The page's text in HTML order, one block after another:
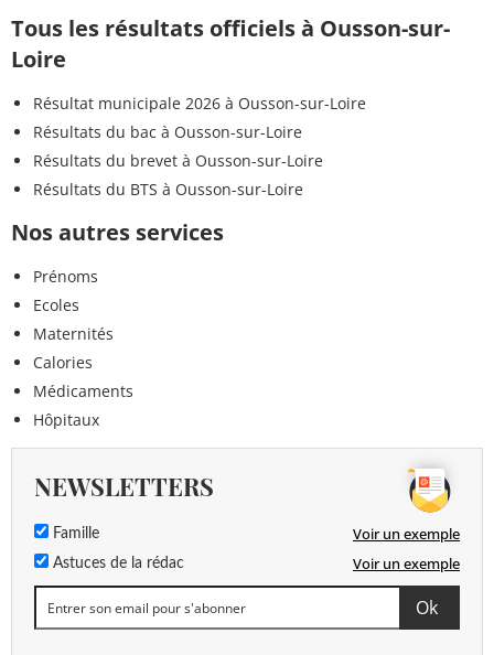
Tous les résultats officiels à Ousson-sur-
Loire
Résultat municipale 2026 à Ousson-sur-Loire
Résultats du bac à Ousson-sur-Loire
Résultats du brevet à Ousson-sur-Loire
Résultats du BTS à Ousson-sur-Loire
Nos autres services
Prénoms
Ecoles
Maternités
Calories
Médicaments
Hôpitaux
NEWSLETTERS
Famille Voir un exemple
Astuces de la rédac Voir un exemple